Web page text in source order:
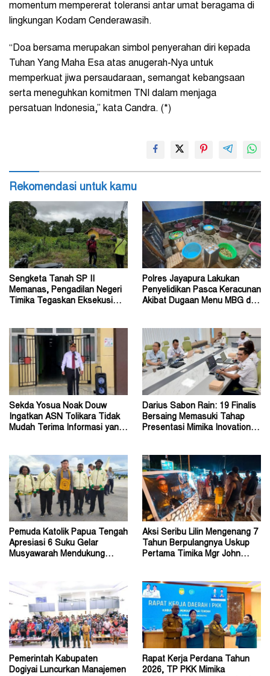
momentum mempererat toleransi antar umat beragama di
lingkungan Kodam Cenderawasih.
“Doa bersama merupakan simbol penyerahan diri kepada
Tuhan Yang Maha Esa atas anugerah-Nya untuk
memperkuat jiwa persaudaraan, semangat kebangsaan
serta meneguhkan komitmen TNI dalam menjaga
persatuan Indonesia,” kata Candra. (*)
Rekomendasi untuk kamu
Sengketa Tanah SP II
Memanas, Pengadilan Negeri
Timika Tegaskan Eksekusi
Polres Jayapura Lakukan
Penyelidikan Pasca Keracunan
Akibat Dugaan Menu MBG di
Sekda Yosua Noak Douw
Ingatkan ASN Tolikara Tidak
Mudah Terima Informasi yang
Darius Sabon Rain: 19 Finalis
Bersaing Memasuki Tahap
Presentasi Mimika Inovation
Pemuda Katolik Papua Tengah
Apresiasi 6 Suku Gelar
Musyawarah Mendukung
Aksi Seribu Lilin Mengenang 7
Tahun Berpulangnya Uskup
Pertama Timika Mgr John
Pemerintah Kabupaten
Dogiyai Luncurkan Manajemen
Rapat Kerja Perdana Tahun
2026, TP PKK Mimika